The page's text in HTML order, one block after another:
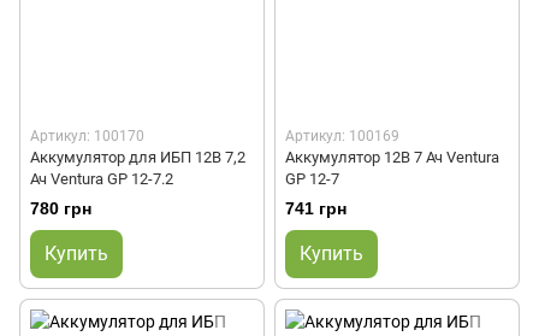
Артикул: 100170
Аккумулятор для ИБП 12В 7,2
Ач Ventura GP 12-7.2
780 грн
Купить
Артикул: 100169
Аккумулятор 12В 7 Ач Ventura
GP 12-7
741 грн
Купить